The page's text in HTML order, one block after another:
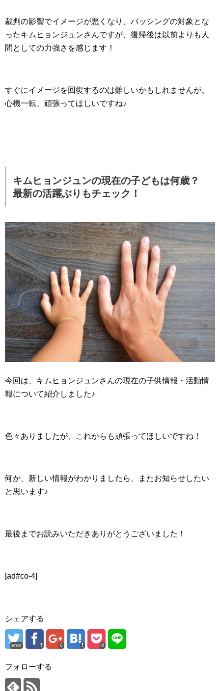
裁判の影響でイメージが悪くなり、バッシングの対象とな
ったキムヒョンジュンさんですが、復帰後は以前よりも人
間としての力強さを感じます！
すぐにイメージを回復するのは難しいかもしれませんが、
心機一転、頑張ってほしいですね♪
キムヒョンジュンの現在の子どもは何歳？
最新の活躍ぶりもチェック！
今回は、キムヒョンジュンさんの現在の子供情報・活動情
報について紹介しました♪
色々ありましたが、これからも頑張ってほしいですね！
何か、新しい情報がわかりましたら、またお知らせしたい
と思います♪
最後までお読みいただきありがとうございました！
[ad#co-4]
シェアする
error 0 0
フォローする